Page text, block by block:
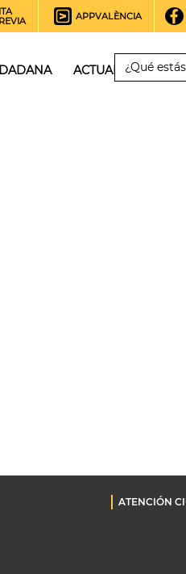
APPVALÈNCIA
ACTUALIDAD
ATENCIÓN